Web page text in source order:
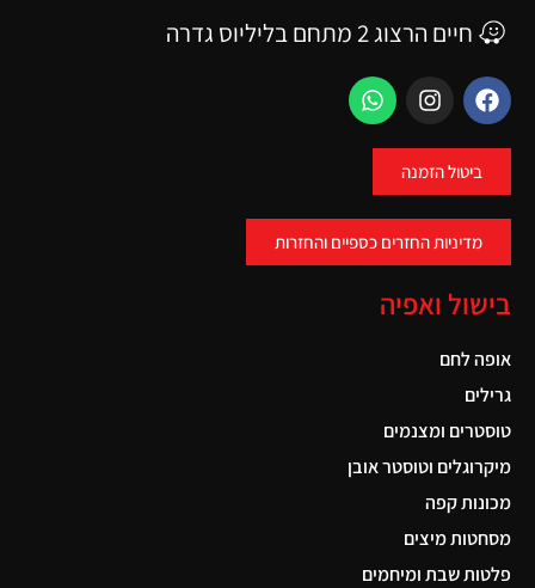
חיים הרצוג 2 מתחם בליליוס גדרה
ביטול הזמנה
מדיניות החזרים כספיים והחזרות
בישול ואפיה
אופה לחם
גרילים
טוסטרים ומצנמים
מיקרוגלים וטוסטר אובן
מכונות קפה
מסחטות מיצים
פלטות שבת ומיחמים